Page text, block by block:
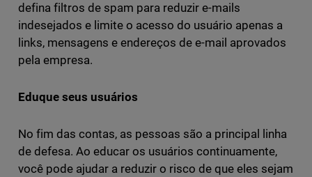
defina filtros de spam para reduzir e-mails
indesejados e limite o acesso do usuário apenas a
links, mensagens e endereços de e-mail aprovados
pela empresa.
Eduque seus usuários
No fim das contas, as pessoas são a principal linha
de defesa. Ao educar os usuários continuamente,
você pode ajudar a reduzir o risco de que eles sejam